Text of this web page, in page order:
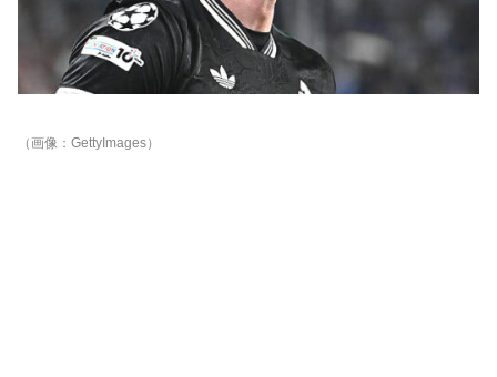
（画像：GettyImages）